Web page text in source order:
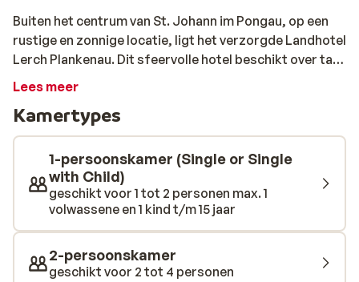
Buiten het centrum van St. Johann im Pongau, op een
rustige en zonnige locatie, ligt het verzorgde Landhotel
Lerch Plankenau. Dit sfeervolle hotel beschikt over tal
van faciliteiten voor een onvergetelijke
ingericht en voorzien van tv en een nette badkamer. Het
gezellige centrum van St. Johann en de skilift liggen op
2,5 kilometer. De skibus die je in enkele minuten
hiernaartoe brengt stopt naast het hotel. Na het skiën
nog zin om te winkelen of te après-skiën? In St. Johann
kun je heerlijk winkelen of een gezellig terrasje pakken.
Ook in Landhotel Lerch Plankenau kun je je na een dag
op de piste ook leuk vermaken; in het wellness gedeelte
kun je weer lekker bijkomen in de sauna, jacuzzi,
Lees meer
Kamertypes
1-persoonskamer (Single or Single
with Child)
geschikt voor 1 tot 2 personen max. 1
volwassene en 1 kind t/m 15 jaar
2-persoonskamer
geschikt voor 2 tot 4 personen